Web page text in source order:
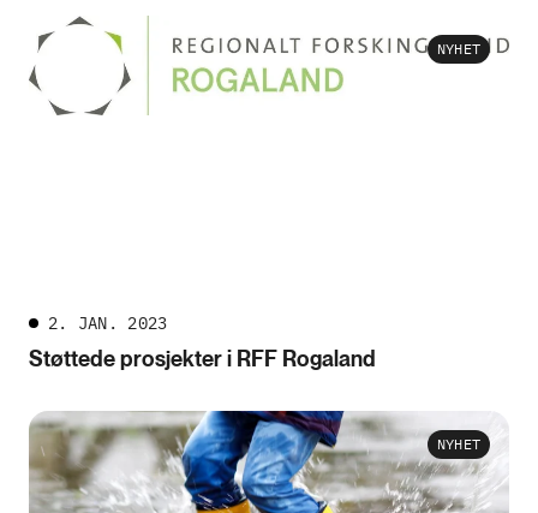
NYHET
2. JAN. 2023
Støttede prosjekter i RFF Rogaland
NYHET